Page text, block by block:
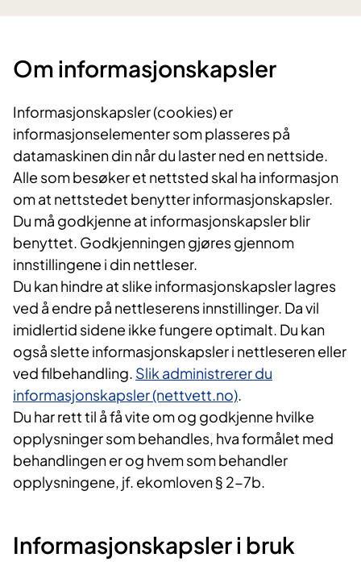
Om informasjonskapsler
Informasjonskapsler (cookies) er
informasjonselementer som plasseres på
datamaskinen din når du laster ned en nettside.
Alle som besøker et nettsted skal ha informasjon
om at nettstedet benytter informasjonskapsler.
Du må godkjenne at informasjonskapsler blir
benyttet. Godkjenningen gjøres gjennom
innstillingene i din nettleser.
Du kan hindre at slike informasjonskapsler lagres
ved å endre på nettleserens innstillinger. Da vil
imidlertid sidene ikke fungere optimalt. Du kan
også slette informasjonskapsler i nettleseren eller
ved filbehandling. Slik administrerer du
informasjonskapsler (nettvett.no).
Du har rett til å få vite om og godkjenne hvilke
opplysninger som behandles, hva formålet med
behandlingen er og hvem som behandler
opplysningene, jf. ekomloven § 2-7b.
Informasjonskapsler i bruk